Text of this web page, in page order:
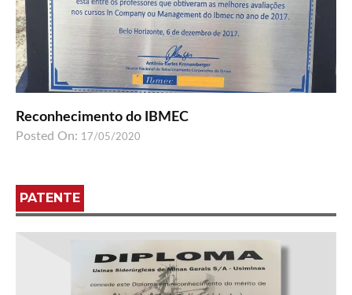
Reconhecimento do IBMEC
Posted On: 17/05/2020
PATENTE